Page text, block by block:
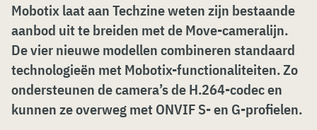
Mobotix laat aan Techzine weten zijn bestaande
aanbod uit te breiden met de Move-cameralijn.
De vier nieuwe modellen combineren standaard
technologieën met Mobotix-functionaliteiten. Zo
ondersteunen de camera’s de H.264-codec en
kunnen ze overweg met ONVIF S- en G-profielen.